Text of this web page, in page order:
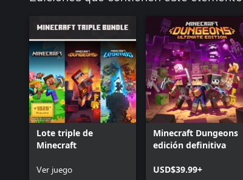
Lote triple de
Minecraft
Ver juego
Minecraft Dungeons
edición definitiva
USD$39.99+